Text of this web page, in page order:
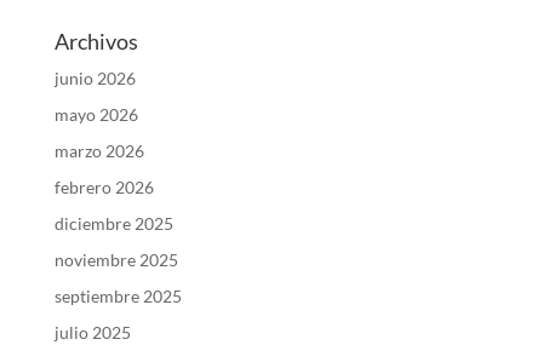
Archivos
junio 2026
mayo 2026
marzo 2026
febrero 2026
diciembre 2025
noviembre 2025
septiembre 2025
julio 2025